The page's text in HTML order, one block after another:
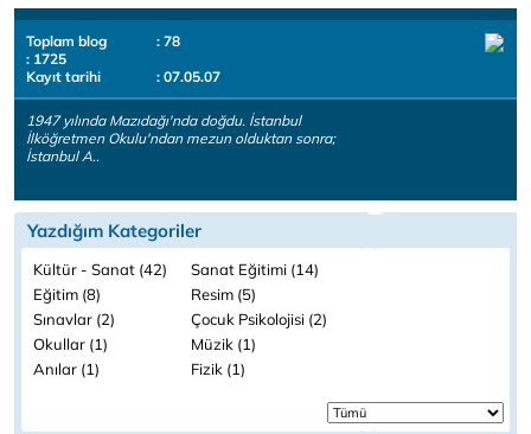
Toplam blog
: 78
: 1725
Kayıt tarihi
: 07.05.07
1947 yılında Mazıdağı'nda doğdu. İstanbul
İlköğretmen Okulu'ndan mezun olduktan sonra;
İstanbul A..
Yazdığım Kategoriler
Kültür - Sanat (42)
Sanat Eğitimi (14)
Eğitim (8)
Resim (5)
Sınavlar (2)
Çocuk Psikolojisi (2)
Okullar (1)
Müzik (1)
Anılar (1)
Fizik (1)